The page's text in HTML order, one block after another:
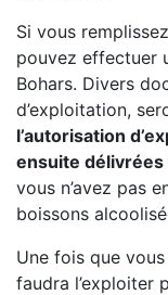
Si vous
pouvez effectuer
Bohars. Divers
d’exploitation,
l’autorisation
ensuite délivrées
vous n’avez pas
boissons
Une fois que
faudra l’exploiter